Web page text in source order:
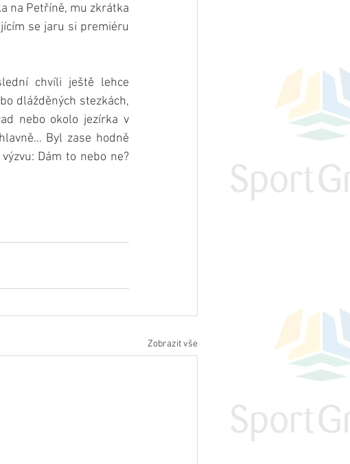
na Petříně, mu zkrátka
se jaru si premiéru
chvíli ještě lehce
dlážděných stezkách,
nebo okolo jezírka v
Byl zase hodně
Dám to nebo ne?
Zobrazit vše